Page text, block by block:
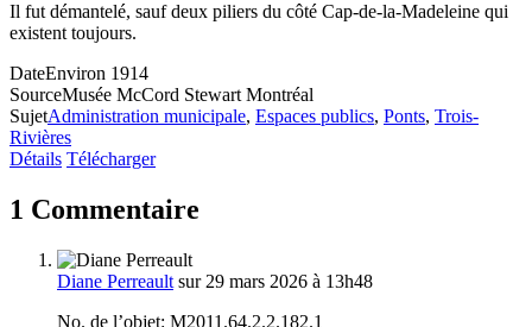
Il fut démantelé, sauf deux piliers du côté Cap-de-la-Madeleine qui
existent toujours.
DateEnviron 1914
SourceMusée McCord Stewart Montréal
SujetAdministration municipale, Espaces publics, Ponts, Trois-
Rivières
Détails Télécharger
1 Commentaire
Diane Perreault sur 29 mars 2026 à 13h48
No. de l’objet: M2011.64.2.2.182.1